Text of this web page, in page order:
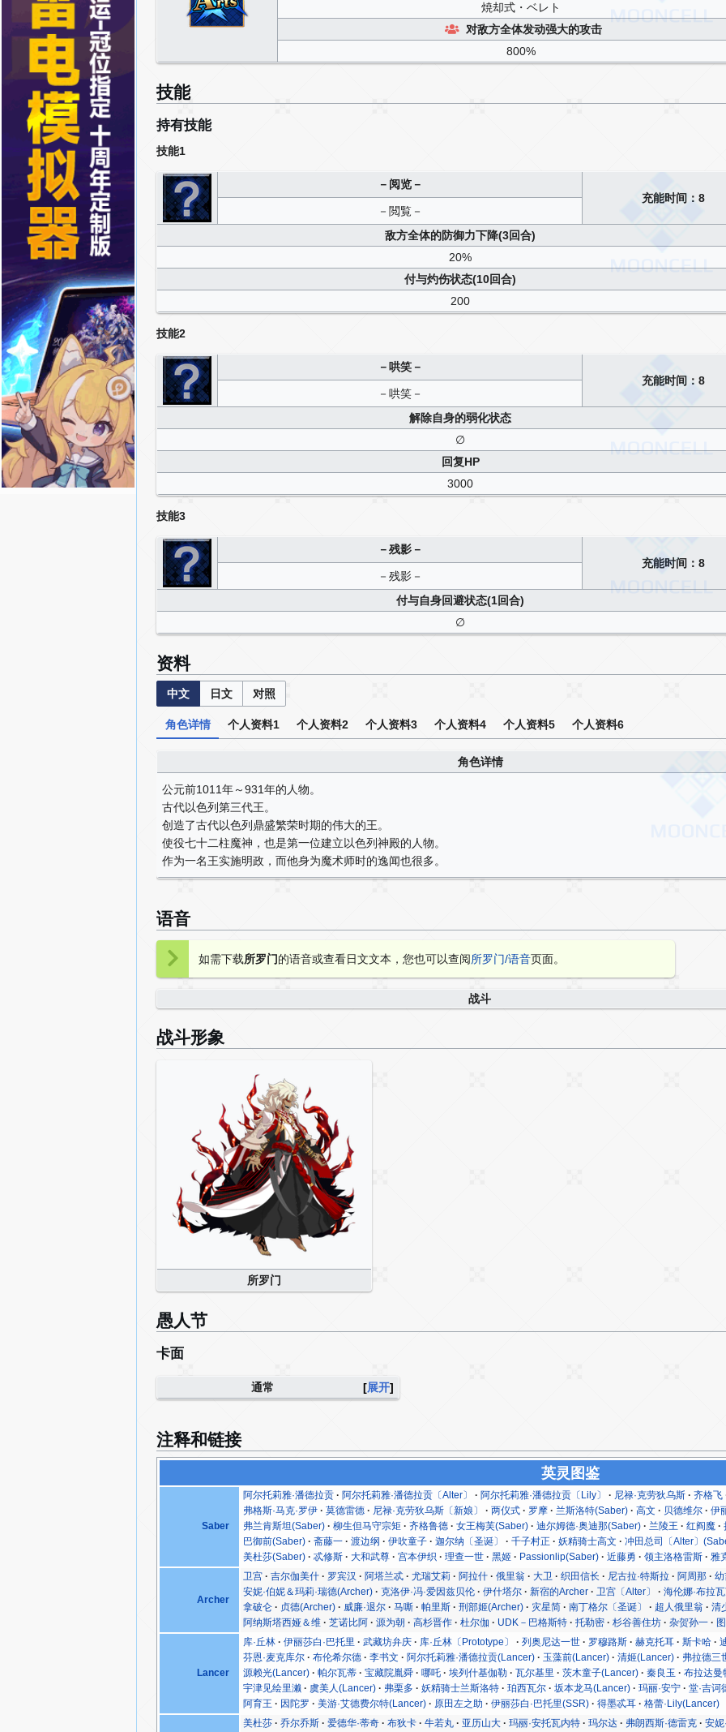
焼却式・ベレト
对敌方全体发动强大的攻击
800%
技能
持有技能
技能1
－阅览－
充能时间：8
－閲覧－
敌方全体的防御力下降(3回合)
20%
付与灼伤状态(10回合)
200
技能2
－哄笑－
充能时间：8
－哄笑－
解除自身的弱化状态
∅
回复HP
3000
技能3
－残影－
充能时间：8
－残影－
付与自身回避状态(1回合)
∅
资料
中文 日文 对照
角色详情 个人资料1 个人资料2 个人资料3 个人资料4 个人资料5 个人资料6
角色详情
公元前1011年～931年的人物。
古代以色列第三代王。
创造了古代以色列鼎盛繁荣时期的伟大的王。
使役七十二柱魔神，也是第一位建立以色列神殿的人物。
作为一名王实施明政，而他身为魔术师时的逸闻也很多。
语音
如需下载所罗门的语音或查看日文文本，您也可以查阅所罗门/语音页面。
战斗
战斗形象
所罗门
愚人节
卡面
展开
通常
注释和链接
英灵图鉴
Saber
阿尔托莉雅·潘德拉贡 阿尔托莉雅·潘德拉贡〔Alter〕 阿尔托莉雅·潘德拉贡〔Lily〕 尼禄·克劳狄乌斯
齐格飞
弗格斯·马克·罗伊
莫德雷德 尼禄·克劳狄乌斯〔新娘〕 两仪式 罗摩 兰斯洛特(Saber) 高文 贝德维尔
伊
弗兰肯斯坦(Saber)
柳生但马守宗矩 齐格鲁德 女王梅芙(Saber) 迪尔姆德·奥迪那(Saber) 兰陵王 红阎魔
巴御前(Saber)
斋藤一 渡边纲 伊吹童子 迦尔纳〔圣诞〕 千子村正 妖精骑士高文
冲田总司〔Alter〕
美杜莎(Saber)
忒修斯 大和武尊 宫本伊织 理查一世 黑姬 Passionlip(Saber) 近藤勇 领主洛格雷斯 雅
Archer
卫宫 吉尔伽美什 罗宾汉 阿塔兰忒 尤瑞艾莉 阿拉什 俄里翁 大卫 织田信长 尼古拉·特斯拉 阿周那
安妮·伯妮＆玛莉·瑞德(Archer)
克洛伊·冯·爱因兹贝伦 伊什塔尔 新宿的Archer 卫宫〔Alter〕
海伦娜·布拉
拿破仑
贞德(Archer) 威廉·退尔 马嘶 帕里斯 刑部姬(Archer) 灾星简 南丁格尔〔圣诞〕 超人俄里翁
清
阿纳斯塔西娅＆维
芝诺比阿 源为朝 高杉晋作 杜尔伽 UDK－巴格斯特 托勒密 杉谷善住坊 杂贺孙一
Lancer
库·丘林 伊丽莎白·巴托里 武藏坊弁庆 库·丘林〔Prototype〕 列奥尼达一世 罗穆路斯 赫克托耳 斯卡哈
芬恩·麦克库尔
布伦希尔德 李书文 阿尔托莉雅·潘德拉贡(Lancer) 玉藻前(Lancer) 清姬(Lancer)
弗拉德三
源赖光(Lancer)
帕尔瓦蒂 宝藏院胤舜 哪吒 埃列什基伽勒 瓦尔基里 茨木童子(Lancer) 秦良玉
布拉达曼
宇津见绘里濑
虞美人(Lancer) 弗栗多 妖精骑士兰斯洛特 珀西瓦尔 坂本龙马(Lancer) 玛丽·安宁
堂·吉诃
阿育王
因陀罗 美游·艾德费尔特(Lancer) 原田左之助 伊丽莎白·巴托里(SSR) 得墨忒耳
格蕾·Lily(Lancer)
美杜莎
乔尔乔斯 爱德华·蒂奇 布狄卡 牛若丸 亚历山大 玛丽·安托瓦内特 玛尔达 弗朗西斯·德雷克 安妮